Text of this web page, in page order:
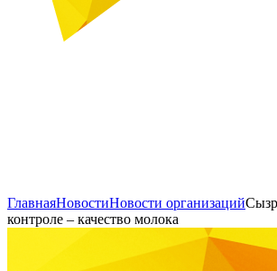
ГлавнаяНовостиНовости организаций
контроле – качество молока